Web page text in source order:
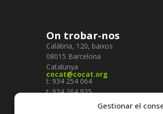
Gestionar el
On trobar-nos
Calàbria, 120, baixos
08015 Barcelona
Catalunya
cocat@cocat.org
t: 934 254 064
t: 934 264 925
Segueix-nos